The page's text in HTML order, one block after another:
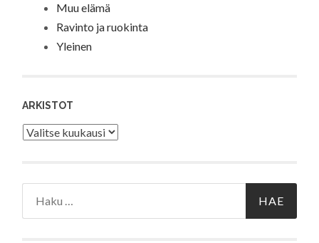
Muu elämä
Ravinto ja ruokinta
Yleinen
ARKISTOT
Arkistot